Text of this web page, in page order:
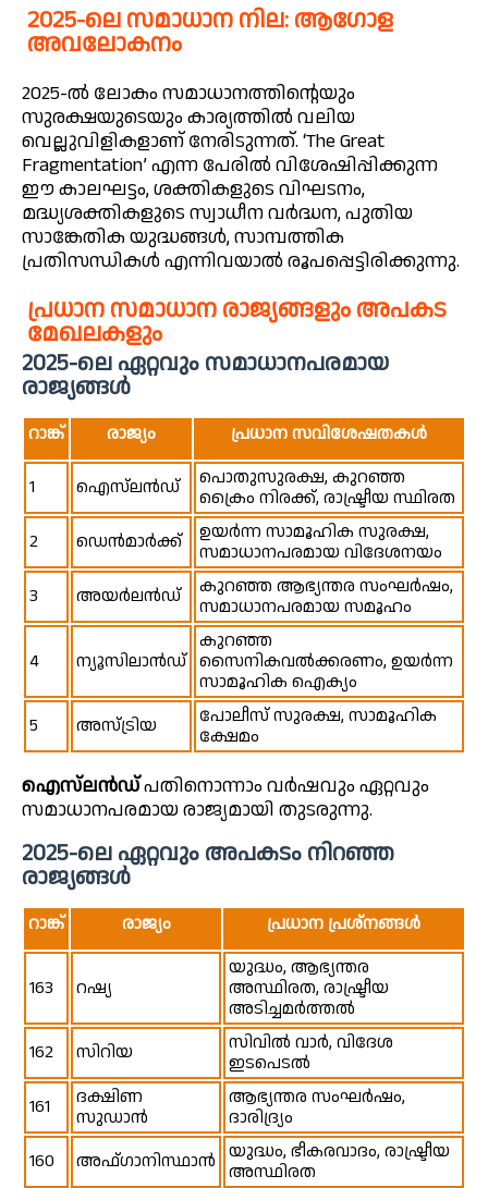
2025-ലെ സമാധാന നില: ആഗോള
അവലോകനം
2025-ൽ ലോകം സമാധാനത്തിന്റെയും
സുരക്ഷയുടെയും കാര്യത്തിൽ വലിയ
വെല്ലുവിളികളാണ് നേരിടുന്നത്. ‘The Great
Fragmentation’എന്ന പേരിൽ വിശേഷിപ്പിക്കുന്ന
ഈ കാലഘട്ടം, ശക്തികളുടെ വിഘടനം,
മദ്ധ്യശക്തികളുടെ സ്വാധീന വർദ്ധന, പുതിയ
സാങ്കേതിക യുദ്ധങ്ങൾ, സാമ്പത്തിക
പ്രതിസന്ധികൾ എന്നിവയാൽ രൂപപ്പെട്ടിരിക്കുന്നു.
പ്രധാന സമാധാന രാജ്യങ്ങളും അപകട
മേഖലകളും
2025-ലെ ഏറ്റവും സമാധാനപരമായ
രാജ്യങ്ങൾ
റാങ്ക് രാജ്യം പ്രധാന സവിശേഷതകൾ
1 ഐസ്‌ലൻഡ്
പൊതുസുരക്ഷ, കുറഞ്ഞ
ക്രൈം നിരക്ക്, രാഷ്ട്രീയ സ്ഥിരത
2
ഡെൻമാർക്ക്
ഉയർന്ന സാമൂഹിക സുരക്ഷ,
സമാധാനപരമായ വിദേശനയം
3
അയർലൻഡ്
കുറഞ്ഞ ആഭ്യന്തര സംഘർഷം,
സമാധാനപരമായ സമൂഹം
4 ന്യൂസിലാൻഡ്
കുറഞ്ഞ
സൈനികവൽക്കരണം, ഉയർന്ന
സാമൂഹിക ഐക്യം
5
അസ്ട്രിയ
പോലീസ് സുരക്ഷ, സാമൂഹിക
ക്ഷേമം
ഐസ്‌ലൻഡ്പതിനൊന്നാം വർഷവും ഏറ്റവും
സമാധാനപരമായ രാജ്യമായി തുടരുന്നു.
2025-ലെ ഏറ്റവും അപകടം നിറഞ്ഞ
രാജ്യങ്ങൾ
റാങ്ക് രാജ്യം പ്രധാന പ്രശ്നങ്ങൾ
163 റഷ്യ
യുദ്ധം, ആഭ്യന്തര
അസ്ഥിരത, രാഷ്ട്രീയ
അടിച്ചമർത്തൽ
162
സിറിയ
സിവിൽ വാർ, വിദേശ
ഇടപെടൽ
161
ദക്ഷിണ
സുഡാൻ
ആഭ്യന്തര സംഘർഷം,
ദാരിദ്ര്യം
160
അഫ്ഗാനിസ്ഥാൻ യുദ്ധം, ഭീകരവാദം, രാഷ്ട്രീയ
അസ്ഥിരത